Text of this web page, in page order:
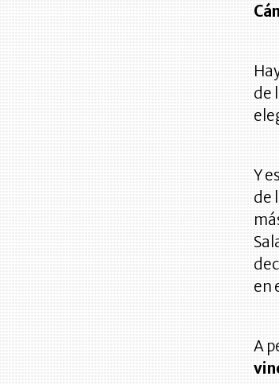
de
Y
de
en
A